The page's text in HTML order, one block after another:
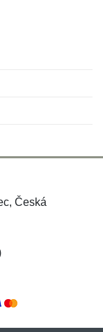
Česká